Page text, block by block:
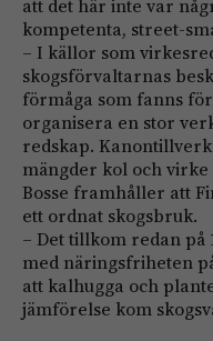
att det här inte var
kompetenta, street-
– I källor som
skogsförvaltarnas
förmåga som fanns
organisera en stor
redskap.
mängder kol och
Bosse framhåller att
ett ordnat skogsbruk.
– Det tillkom redan på
med näringsfriheten
att kalhugga och
jämförelse kom